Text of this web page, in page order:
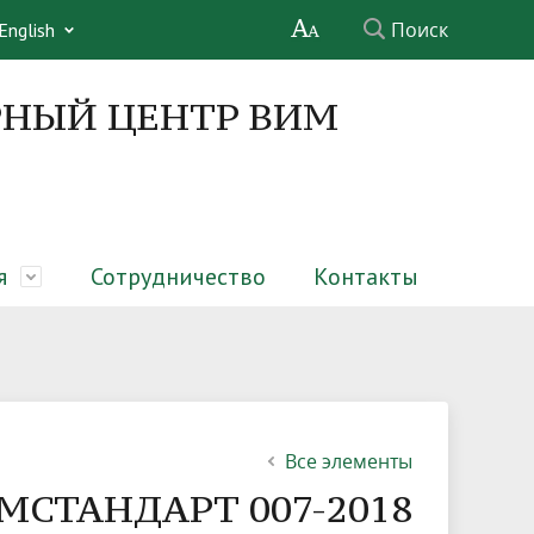
English Поиск
ЦЕНТР ВИМ
ферм
Сотрудничество Контакты
Все элементы
007-2018